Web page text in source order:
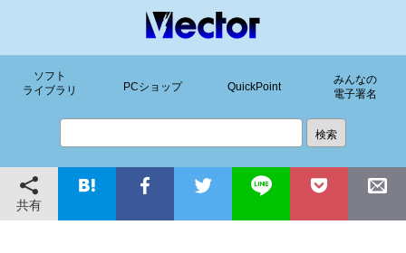
ソフト
ライブラリ
PCショップ QuickPoint
みんなの
電子署名
共有